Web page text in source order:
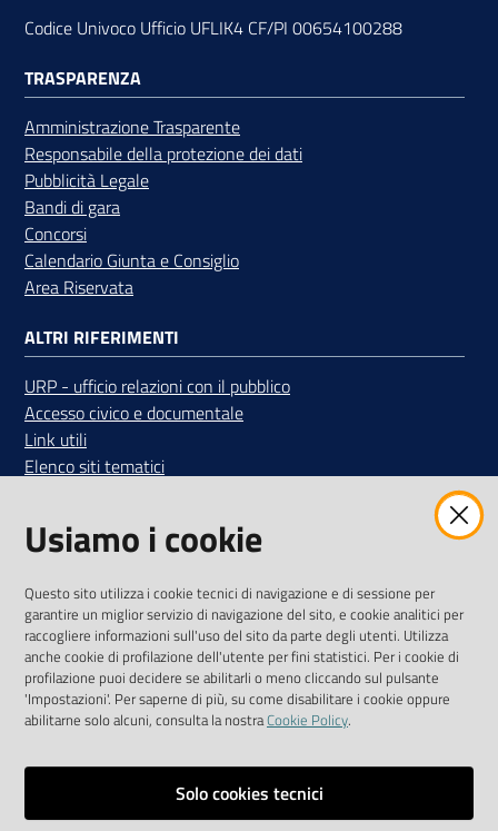
Codice Univoco Ufficio UFLIK4 CF/PI 00654100288
TRASPARENZA
Amministrazione Trasparente
Responsabile della protezione dei dati
Pubblicità Legale
Bandi di gara
Concorsi
Calendario Giunta e Consiglio
Area Riservata
ALTRI RIFERIMENTI
URP - ufficio relazioni con il pubblico
Accesso civico e documentale
Link utili
Elenco siti tematici
Ricevi tutti gli aggiornamenti su eventi, nuove opportunità e
adempimenti normativi
Usiamo i cookie
Questo sito utilizza i cookie tecnici di navigazione e di sessione per
garantire un miglior servizio di navigazione del sito, e cookie analitici per
raccogliere informazioni sull'uso del sito da parte degli utenti. Utilizza
anche cookie di profilazione dell'utente per fini statistici. Per i cookie di
profilazione puoi decidere se abilitarli o meno cliccando sul pulsante
'Impostazioni'. Per saperne di più, su come disabilitare i cookie oppure
abilitarne solo alcuni, consulta la nostraCookie Policy.
Solo cookies tecnici